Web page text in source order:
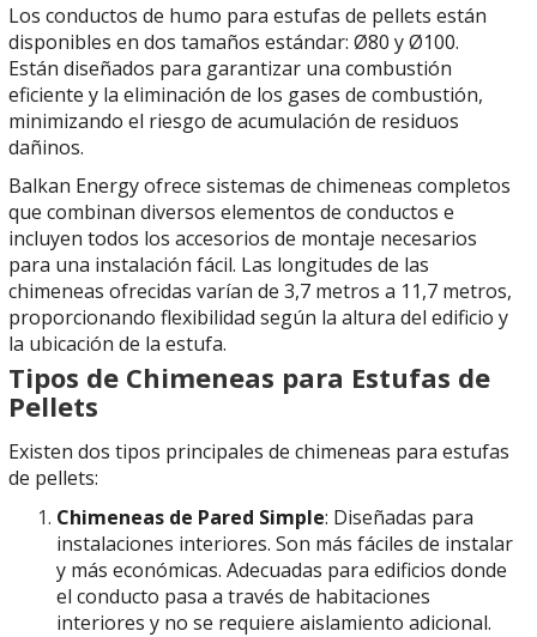
Los conductos de humo para estufas de pellets están
disponibles en dos tamaños estándar: Ø80 y Ø100.
Están diseñados para garantizar una combustión
eficiente y la eliminación de los gases de combustión,
minimizando el riesgo de acumulación de residuos
dañinos.
Balkan Energy ofrece sistemas de chimeneas completos
que combinan diversos elementos de conductos e
incluyen todos los accesorios de montaje necesarios
para una instalación fácil. Las longitudes de las
chimeneas ofrecidas varían de 3,7 metros a 11,7 metros,
proporcionando flexibilidad según la altura del edificio y
la ubicación de la estufa.
Tipos de Chimeneas para Estufas de
Pellets
Existen dos tipos principales de chimeneas para estufas
de pellets:
Chimeneas de Pared Simple: Diseñadas para
instalaciones interiores. Son más fáciles de instalar
y más económicas. Adecuadas para edificios donde
el conducto pasa a través de habitaciones
interiores y no se requiere aislamiento adicional.